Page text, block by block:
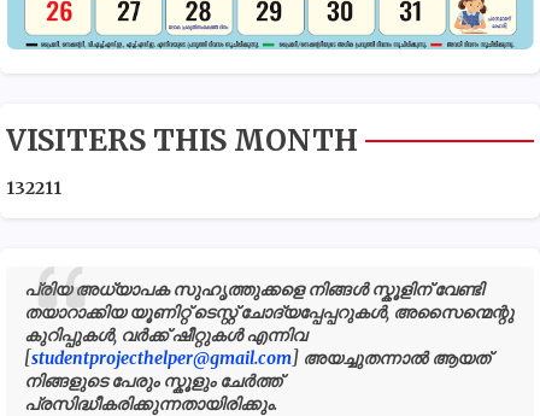
VISITERS THIS MONTH
132211
പ്രിയ അധ്യാപക സുഹൃത്തുക്കളെ നിങ്ങൾ സ്കൂളിന് വേണ്ടി
തയാറാക്കിയ യൂണിറ്റ് ടെസ്റ്റ് ചോദ്യപ്പേപ്പറുകൾ, അസൈന്മെന്റു
കുറിപ്പുകൾ, വർക്ക് ഷീറ്റുകൾ എന്നിവ
[studentprojecthelper@gmail.com] അയച്ചുതന്നാൽ ആയത്
നിങ്ങളുടെ പേരും സ്കൂളും ചേർത്ത്
പ്രസിദ്ധീകരിക്കുന്നതായിരിക്കും.